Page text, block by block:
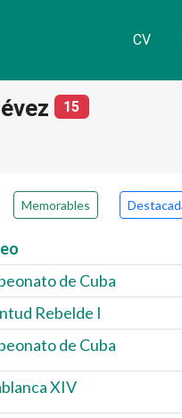
CV
15número de
Memorables
de Cuba
Rebelde I
de Cuba
XIV